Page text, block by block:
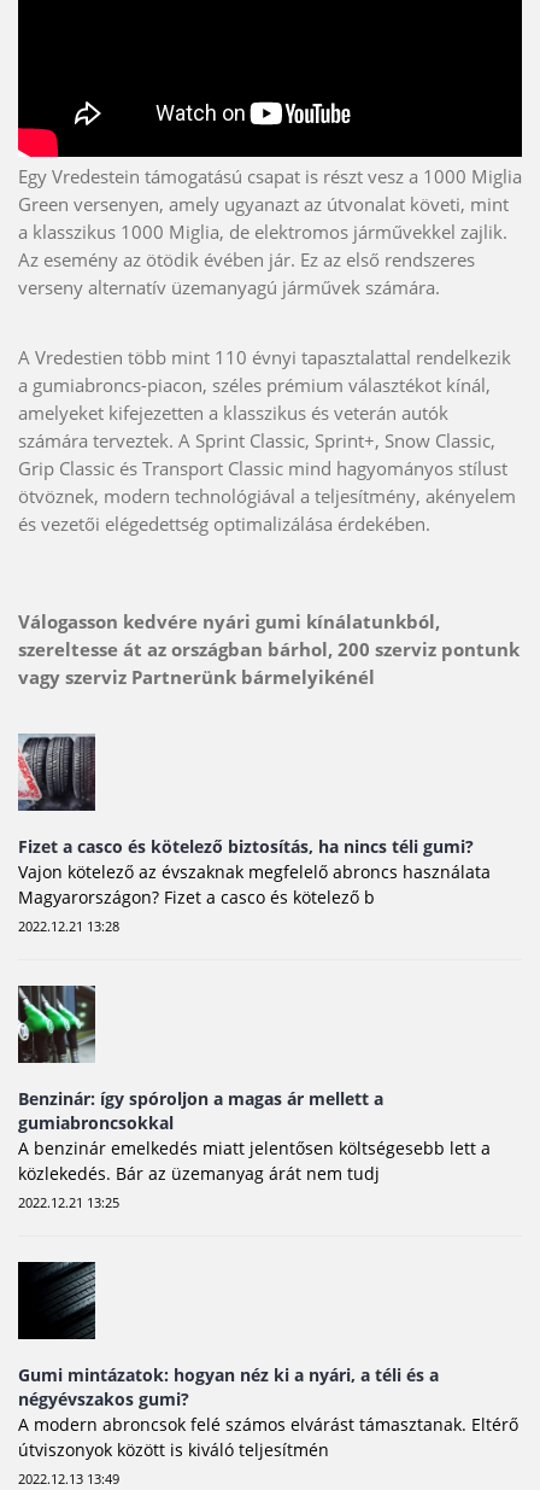
Egy Vredestein támogatású csapat is részt vesz a 1000 Miglia
Green versenyen, amely ugyanazt az útvonalat követi, mint
a klasszikus 1000 Miglia, de elektromos járművekkel zajlik.
Az esemény az ötödik évében jár. Ez az első rendszeres
verseny alternatív üzemanyagú járművek számára.
A Vredestien több mint 110 évnyi tapasztalattal rendelkezik
a gumiabroncs-piacon, széles prémium választékot kínál,
amelyeket kifejezetten a klasszikus és veterán autók
számára terveztek. A Sprint Classic, Sprint+, Snow Classic,
Grip Classic és Transport Classic mind hagyományos stílust
ötvöznek, modern technológiával a teljesítmény, akényelem
és vezetői elégedettség optimalizálása érdekében.
Válogasson kedvére nyári gumi kínálatunkból,
szereltesse át az országban bárhol, 200 szerviz pontunk
vagy szerviz Partnerünk bármelyikénél
Fizet a casco és kötelező biztosítás, ha nincs téli gumi?
Vajon kötelező az évszaknak megfelelő abroncs használata
Magyarországon? Fizet a casco és kötelező b
2022.12.21 13:28
Benzinár: így spóroljon a magas ár mellett a
gumiabroncsokkal
A benzinár emelkedés miatt jelentősen költségesebb lett a
közlekedés. Bár az üzemanyag árát nem tudj
2022.12.21 13:25
Gumi mintázatok: hogyan néz ki a nyári, a téli és a
négyévszakos gumi?
A modern abroncsok felé számos elvárást támasztanak. Eltérő
útviszonyok között is kiváló teljesítmén
2022.12.13 13:49